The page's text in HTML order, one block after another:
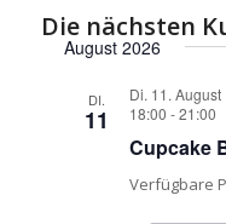
Die nächsten
August 2026
DI.
11
Di. 11. August
18:00 -21:00
Cupcake
Verfügbare